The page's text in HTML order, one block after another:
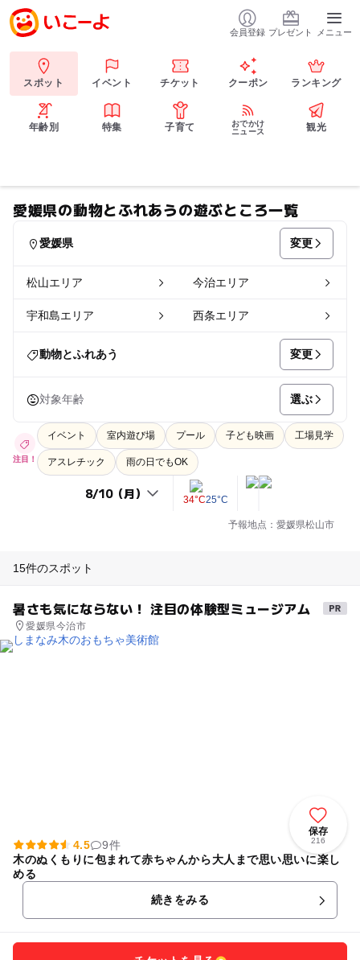
会員登録 プレゼント メニュー
スポット イベント チケット クーポン ランキング
年齢別 特集 子育て
おでかけ
ニュース
観光
愛媛県の動物とふれあうの遊ぶところ一覧
愛媛県 変更
松山エリア 今治エリア
宇和島エリア 西条エリア
動物とふれあう 変更
対象年齢 選ぶ
注目！
イベント 室内遊び場 プール 子ども映画 工場見学
アスレチック 雨の日でもOK
34°C25°C
予報地点：愛媛県松山市
15件のスポット
暑さも気にならない！ 注目の体験型ミュージアム
愛媛県今治市
保存
216
4.5
9件
木のぬくもりに包まれて赤ちゃんから大人まで思い思いに楽し
める
続きをみる